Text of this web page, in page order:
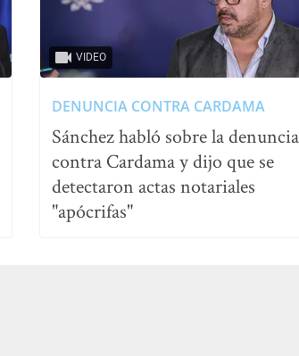
VIDEO
DENUNCIA CONTRA CARDAMA
Sánchez habló sobre la denuncia
contra Cardama y dijo que se
detectaron actas notariales
"apócrifas"